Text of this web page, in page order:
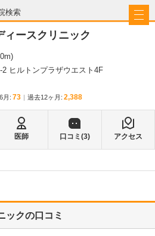
検索
ィースクリニック
)
ヒルトンプラザウエスト4F
6月 : 73 過去12ヶ月: 2,388
医師 口コミ(3) アクセス
ックの口コミ